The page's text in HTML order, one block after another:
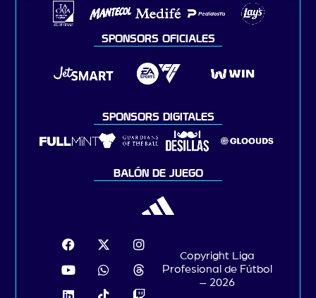
SPONSORS OFICIALES
SPONSORS DIGITALES
BALÓN DE JUEGO
Copyright Liga
Profesional de Fútbol
– 2026